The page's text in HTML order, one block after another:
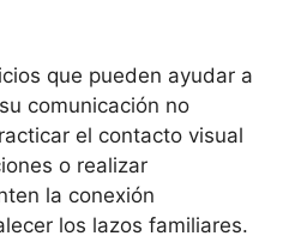
que pueden ayudar a
comunicación no
el contacto visual
o realizar
la conexión
los lazos familiares.